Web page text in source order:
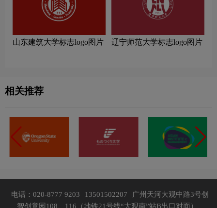
山东建筑大学标志logo图片 辽宁师范大学标志logo图片
相关推荐
电话：020-8777 9203 13501502207
广州天河大观中路3号创
智创意园108、116（地铁21号线“大观南”站B出口对面）